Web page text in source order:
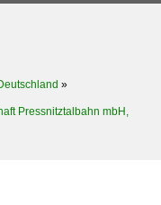
»
Pressnitztalbahn mbH,